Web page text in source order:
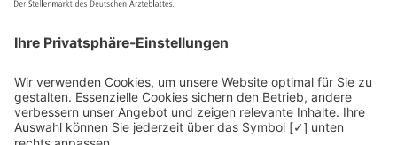
Kontakt
Datenschutz
Newsletter